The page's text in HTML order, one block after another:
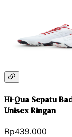
Hi-Qua Sepatu
Unisex Ringan
Rp439.000